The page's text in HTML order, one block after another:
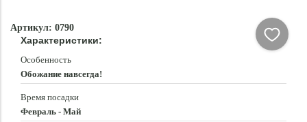
Артикул: 0790
Характеристики:
Особенность
Обожание навсегда!
Время посадки
Февраль - Май